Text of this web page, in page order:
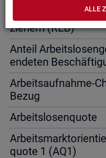
ALLE
Ab­gangs­ra­te von
zie­hern (RLB)
An­teil
en­de­ten
Ar­beits­auf­nah­me-
Bezug
Ar­beits­lo­sen­quo­te
quo­te 1 (AQ1)